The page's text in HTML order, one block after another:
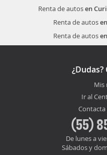
Renta de autosen
Renta de autos
Renta de autos
Mis
Ir al
(55)
De lunes a
Sábados y